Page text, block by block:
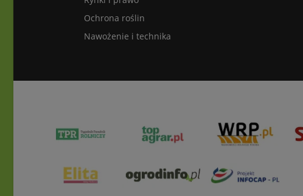
Ochrona roślin
Nawożenie i technika